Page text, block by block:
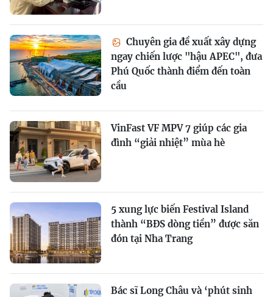
Chuyên gia đề xuất xây dựng
ngay chiến lược "hậu APEC", đưa
Phú Quốc thành điểm đến toàn
cầu
VinFast VF MPV 7 giúp các gia
đình “giải nhiệt” mùa hè
5 xung lực biến Festival Island
thành “BĐS dòng tiền” được săn
đón tại Nha Trang
Bác sĩ Long Châu và ‘phút sinh